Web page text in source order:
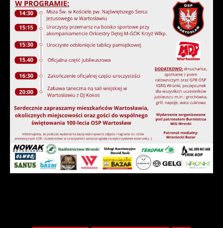
przeglądanej witryny internetowej. Treści promocyjne mogą
pojawić się na stronach podmiotów trzecich lub firm
będących naszymi partnerami oraz innych dostawców usług.
Firmy te działają w charakterze pośredników prezentujących
nasze treści w postaci wiadomości, ofert, komunikatów